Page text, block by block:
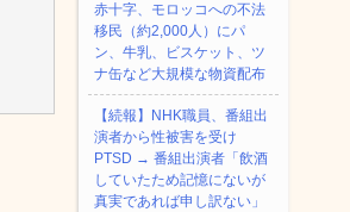
赤十字、モロッコへの不法
移民（約2,000人）にパ
ン、牛乳、ビスケット、ツ
ナ缶など大規模な物資配布
【続報】NHK職員、番組出
演者から性被害を受け
PTSD → 番組出演者「飲酒
していたため記憶にないが
真実であれば申し訳ない」